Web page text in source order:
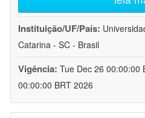
Instituição/UF/País:
Catarina - SC - Brasil
Vigência: Tue Dec 26 00:00:00
00:00:00 BRT 2026